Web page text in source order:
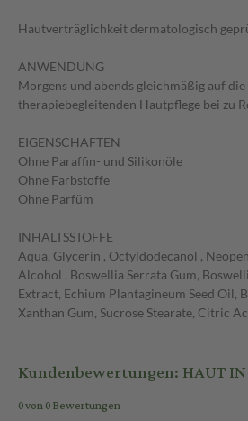
Hautverträglichkeit dermatologisch
ANWENDUNG
Morgens und abends gleichmäßig auf
therapiebegleitenden Hautpflege bei zu
EIGENSCHAFTEN
Ohne Paraffin- und Silikonöle
Ohne Farbstoffe
Ohne Parfüm
INHALTSSTOFFE
Aqua, Glycerin , Octyldodecanol ,
Alcohol , Boswellia Serrata Gum,
Extract, Echium Plantagineum Seed
Xanthan Gum, Sucrose Stearate, Citric
Kundenbewertungen: HAUT
0 von 0 Bewertungen